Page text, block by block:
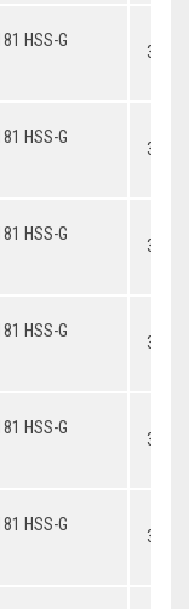
HSS-G
HSS-G
HSS-G
HSS-G
HSS-G
HSS-G